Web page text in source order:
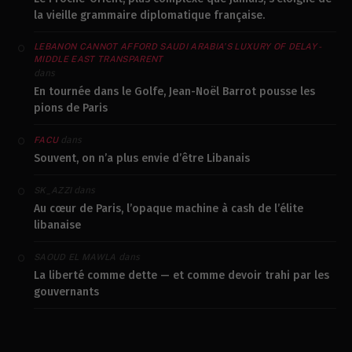
la vieille grammaire diplomatique française.
LEBANON CANNOT AFFORD SAUDI ARABIA’S LUXURY OF DELAY -
MIDDLE EAST TRANSPARENT
dans
En tournée dans le Golfe, Jean-Noël Barrot pousse les
pions de Paris
FACUdans
Souvent, on n’a plus envie d’être Libanais
SK_AZZIdans
Au cœur de Paris, l’opaque machine à cash de l’élite
libanaise
SAOUD EL MAWLA dans
La liberté comme dette — et comme devoir trahi par les
gouvernants